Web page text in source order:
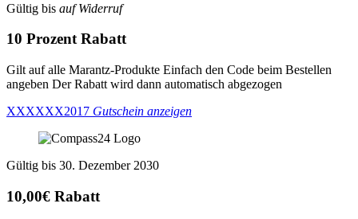
Gültig bis auf Widerruf
10 Prozent Rabatt
Gilt auf alle Marantz-Produkte Einfach den Code beim Bestellen
angeben Der Rabatt wird dann automatisch abgezogen
XXXXXX2017 Gutschein anzeigen
Gültig bis 30. Dezember 2030
10,00€ Rabatt